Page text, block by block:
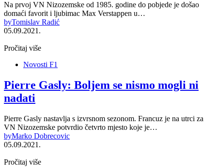
Na prvoj VN Nizozemske od 1985. godine do pobjede je došao
domaći favorit i ljubimac Max Verstappen u…
byTomislav Radić
05.09.2021.
Pročitaj više
Novosti F1
Pierre Gasly: Boljem se nismo mogli ni
nadati
Pierre Gasly nastavlja s izvrsnom sezonom. Francuz je na utrci za
VN Nizozemske potvrdio četvrto mjesto koje je…
byMarko Dobrecovic
05.09.2021.
Pročitaj više